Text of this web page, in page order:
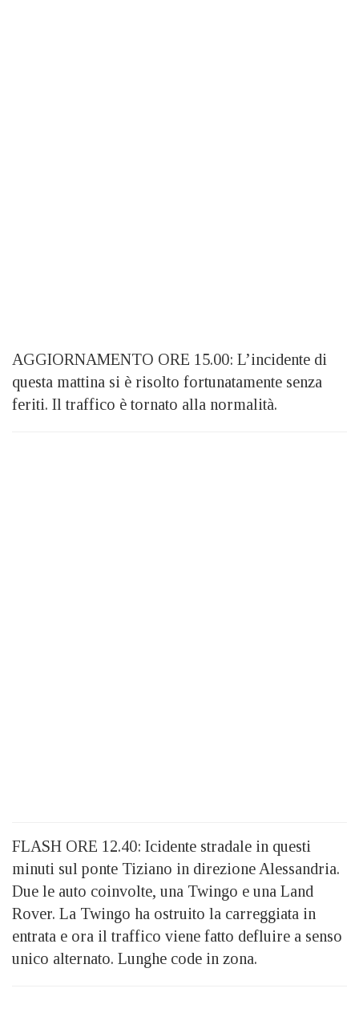
AGGIORNAMENTO ORE 15.00: L’incidente di
questa mattina si è risolto fortunatamente senza
feriti. Il traffico è tornato alla normalità.
FLASH ORE 12.40: Icidente stradale in questi
minuti sul ponte Tiziano in direzione Alessandria.
Due le auto coinvolte, una Twingo e una Land
Rover. La Twingo ha ostruito la carreggiata in
entrata e ora il traffico viene fatto defluire a senso
unico alternato. Lunghe code in zona.